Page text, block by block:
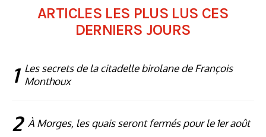
ARTICLES LES PLUS LUS CES
DERNIERS JOURS
1 Les secrets de la citadelle birolane de François
Monthoux
2 À Morges, les quais seront fermés pour le 1er août